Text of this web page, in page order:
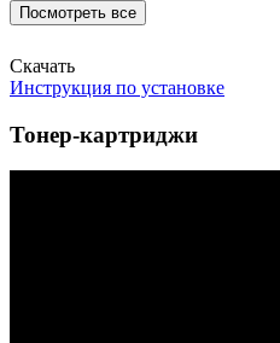
Посмотреть все
Скачать
Инструкция по установке
Тонер-картриджи